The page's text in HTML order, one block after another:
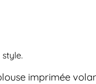
imprimée